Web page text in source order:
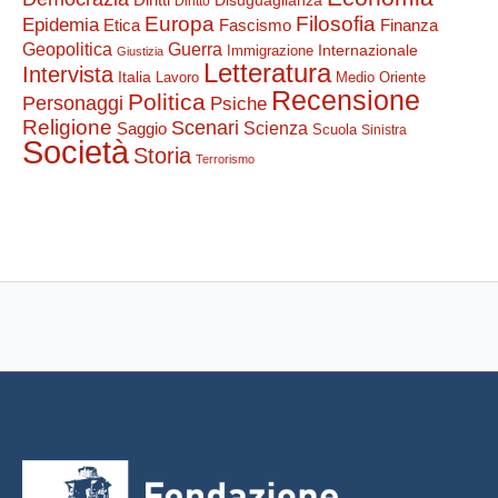
Epidemia Etica Europa Fascismo Filosofia Finanza
Geopolitica Giustizia Guerra Immigrazione Internazionale
Intervista Italia Lavoro Letteratura Medio Oriente
Personaggi Politica Psiche Recensione
Religione Saggio Scenari Scienza Scuola Sinistra
Società Storia Terrorismo